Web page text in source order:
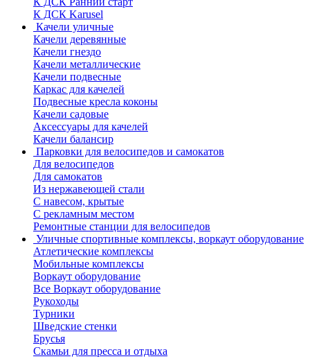
К ДСК Karusel
Качели уличные
Качели деревянные
Качели гнездо
Качели металлические
Качели подвесные
Каркас для качелей
Подвесные кресла коконы
Качели садовые
Аксессуары для качелей
Качели балансир
Парковки для велосипедов и самокатов
Для велосипедов
Для самокатов
Из нержавеющей стали
С навесом, крытые
С рекламным местом
Ремонтные станции для велосипедов
Уличные спортивные комплексы, воркаут оборудование
Атлетические комплексы
Мобильные комплексы
Воркаут оборудование
Все Воркаут оборудование
Рукоходы
Турники
Шведские стенки
Брусья
Скамьи для пресса и отдыха